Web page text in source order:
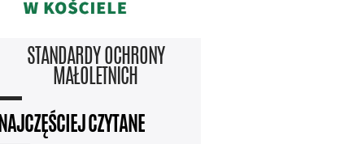
STANDARDY OCHRONY
MAŁOLETNICH
NAJCZĘŚCIEJ CZYTANE